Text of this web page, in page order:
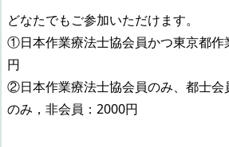
どなたでもご参加いただけます。
①日本作業療法士協会員かつ東京都作
円
②日本作業療法士協会員のみ、都士会
のみ，非会員：2000円